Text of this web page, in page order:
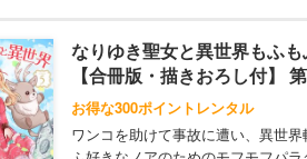
なりゆき聖女と異世界もふ
【合冊版・描きおろし付】
お得な300ポイントレンタル
ワンコを助けて事故に遭い、異世